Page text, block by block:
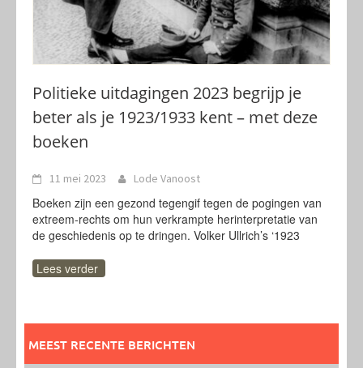
Politieke uitdagingen 2023 begrijp je
beter als je 1923/1933 kent – met deze
boeken
11 mei 2023 Lode Vanoost
Boeken zijn een gezond tegengif tegen de pogingen van
extreem-rechts om hun verkrampte herinterpretatie van
de geschiedenis op te dringen. Volker Ullrich’s ‘1923
Lees verder
MEEST RECENTE BERICHTEN